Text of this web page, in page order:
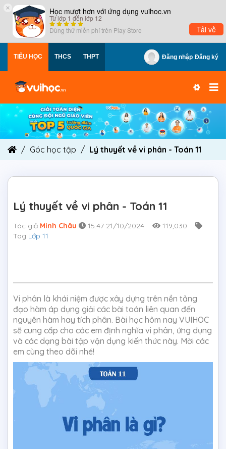
× Học mượt hơn với ứng dụng vuihoc.vn
Từ lớp 1 đến lớp 12
Dùng thử miễn phí trên Play Store Tải về
TIỂU HỌC THCS THPT Đăng nhập Đăng ký
Góc học tập Lý thuyết về vi phân - Toán 11
Lý thuyết về vi phân - Toán 11
Tác giả Minh Châu 15:47 21/10/2024
119,030
Tag Lớp 11
Vi phân là khái niệm được xây dựng trên nền tảng
đạo hàm áp dụng giải các bài toán liên quan đến
nguyên hàm hay tích phân. Bài học hôm nay VUIHOC
sẽ cung cấp cho các em định nghĩa vi phân, ứng dụng
và các dạng bài tập vận dụng kiến thức này. Mời các
em cùng theo dõi nhé!